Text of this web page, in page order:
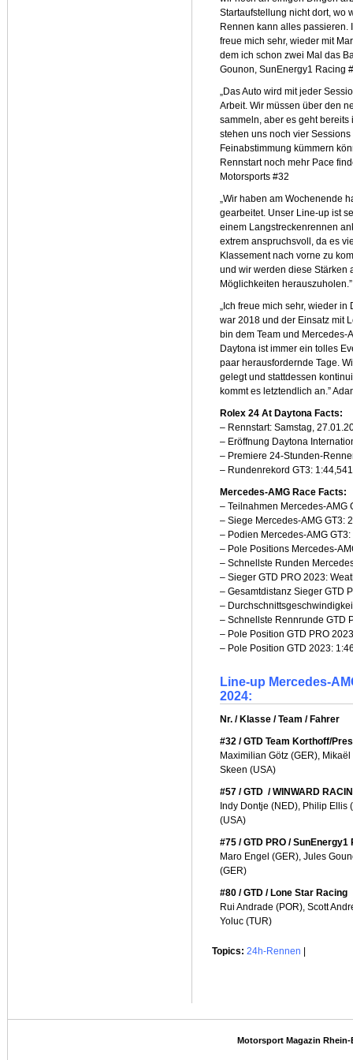
Startaufstellung nicht dort, wo
Rennen kann alles passieren.
freue mich sehr, wieder mit
dem ich schon zwei Mal das
Gounon, SunEnergy1 Racing
„Das Auto wird mit jeder
Arbeit. Wir müssen über den
sammeln, aber es geht
stehen uns noch vier
Feinabstimmung kümmern
Rennstart noch mehr Pace
Motorsports #32
„Wir haben am Wochenende
gearbeitet. Unser Line-up ist
einem Langstreckenrennen
extrem anspruchsvoll, da es
Klassement nach vorne zu
und wir werden diese Stärken
Möglichkeiten
„Ich freue mich sehr, wieder
war 2018 und der Einsatz mit
bin dem Team und Mercedes-
Daytona ist immer ein tolles
paar herausfordernde Tage.
gelegt und stattdessen
kommt es letztendlich an.”
Rolex 24 At Daytona Facts:
– Rennstart: Samstag,
– Eröffnung Daytona
– Premiere 24-Stunden-
– Rundenrekord GT3:
Mercedes-AMG Race Facts:
– Teilnahmen Mercedes-AMG
– Siege Mercedes-AMG GT3: 2
– Podien Mercedes-AMG GT3:
– Pole Positions Mercedes-
– Schnellste Runden
– Sieger GTD PRO 2023:
– Gesamtdistanz Sieger GTD
–
– Schnellste Rennrunde GTD
– Pole Position GTD PRO
– Pole Position GTD 2023:
Line-up Mercedes-
2024:
Nr. / Klasse / Team / Fahrer
#32 / GTD Team Korthoff/
Maximilian Götz (GER),
Skeen (USA)
#57 / GTD / WINWARD
Indy Dontje (NED), Philip Ellis
(USA)
#75 / GTD PRO / SunEnergy1
Maro Engel (GER), Jules
(GER)
#80 / GTD / Lone Star Racing
Rui Andrade (POR), Scott
Yoluc (TUR)
Topics: 24h-Rennen
Motorsport Magazin Rhein-